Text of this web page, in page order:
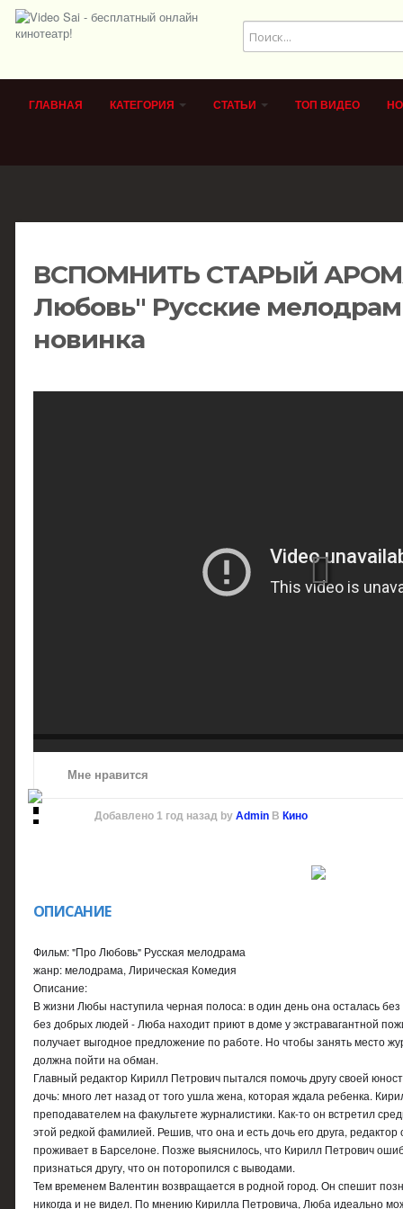
ГЛАВНАЯ КАТЕГОРИЯ СТАТЬИ ТОП ВИДЕО
ВСПОМНИТЬ СТАРЫЙ
Любовь" Русские
новинка
Мне нравится
Добавлено 1 год назад byAdmin ВКино
ОПИСАНИЕ
Фильм: "Про Любовь" Русская мелодрама
жанр: мелодрама, Лирическая Комедия
Описание:
В жизни Любы наступила черная полоса: в один день она осталась
без добрых людей - Люба находит приют в доме у экстравагантной
получает выгодное предложение по работе. Но чтобы занять место
должна пойти на обман.
Главный редактор Кирилл Петрович пытался помочь другу своей
дочь: много лет назад от того ушла жена, которая ждала ребенка.
преподавателем на факультете журналистики. Как-то он встретил
этой редкой фамилией. Решив, что она и есть дочь его друга,
проживает в Барселоне. Позже выяснилось, что Кирилл Петрович
признаться другу, что он поторопился с выводами.
Тем временем Валентин возвращается в родной город. Он спешит
никогда и не видел. По мнению Кирилла Петровича, Люба идеально